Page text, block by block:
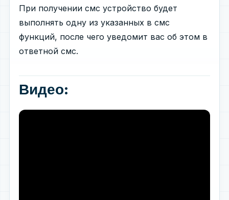
При получении смс устройство будет
выполнять одну из указанных в смс
функций, после чего уведомит вас об этом в
ответной смс.
Видео: